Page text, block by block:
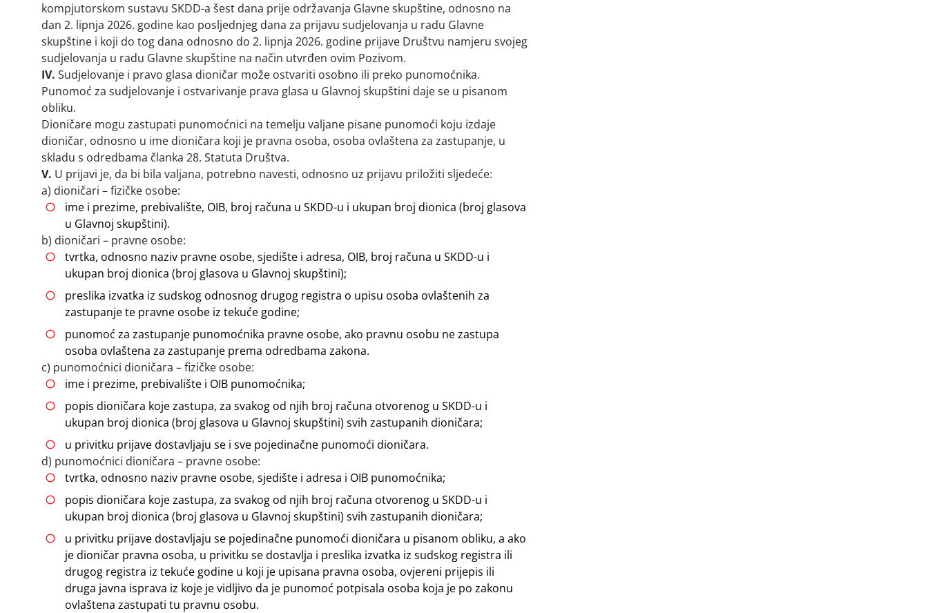
kompjutorskom sustavu SKDD-a šest dana prije održavanja Glavne skupštine, odnosno na
dan 2. lipnja 2026. godine kao posljednjeg dana za prijavu sudjelovanja u radu Glavne
skupštine i koji do tog dana odnosno do 2. lipnja 2026. godine prijave Društvu namjeru svojeg
sudjelovanja u radu Glavne skupštine na način utvrđen ovim Pozivom.
IV. Sudjelovanje i pravo glasa dioničar može ostvariti osobno ili preko punomoćnika.
Punomoć za sudjelovanje i ostvarivanje prava glasa u Glavnoj skupštini daje se u pisanom
obliku.
Dioničare mogu zastupati punomoćnici na temelju valjane pisane punomoći koju izdaje
dioničar, odnosno u ime dioničara koji je pravna osoba, osoba ovlaštena za zastupanje, u
skladu s odredbama članka 28. Statuta Društva.
V. U prijavi je, da bi bila valjana, potrebno navesti, odnosno uz prijavu priložiti sljedeće:
a) dioničari – fizičke osobe:
ime i prezime, prebivalište, OIB, broj računa u SKDD-u i ukupan broj dionica (broj glasova
u Glavnoj skupštini).
b) dioničari – pravne osobe:
tvrtka, odnosno naziv pravne osobe, sjedište i adresa, OIB, broj računa u SKDD-u i
ukupan broj dionica (broj glasova u Glavnoj skupštini);
preslika izvatka iz sudskog odnosnog drugog registra o upisu osoba ovlaštenih za
zastupanje te pravne osobe iz tekuće godine;
punomoć za zastupanje punomoćnika pravne osobe, ako pravnu osobu ne zastupa
osoba ovlaštena za zastupanje prema odredbama zakona.
c) punomoćnici dioničara – fizičke osobe:
ime i prezime, prebivalište i OIB punomoćnika;
popis dioničara koje zastupa, za svakog od njih broj računa otvorenog u SKDD-u i
ukupan broj dionica (broj glasova u Glavnoj skupštini) svih zastupanih dioničara;
u privitku prijave dostavljaju se i sve pojedinačne punomoći dioničara.
d) punomoćnici dioničara – pravne osobe:
tvrtka, odnosno naziv pravne osobe, sjedište i adresa i OIB punomoćnika;
popis dioničara koje zastupa, za svakog od njih broj računa otvorenog u SKDD-u i
ukupan broj dionica (broj glasova u Glavnoj skupštini) svih zastupanih dioničara;
u privitku prijave dostavljaju se pojedinačne punomoći dioničara u pisanom obliku, a ako
je dioničar pravna osoba, u privitku se dostavlja i preslika izvatka iz sudskog registra ili
drugog registra iz tekuće godine u koji je upisana pravna osoba, ovjereni prijepis ili
druga javna isprava iz koje je vidljivo da je punomoć potpisala osoba koja je po zakonu
ovlaštena zastupati tu pravnu osobu.